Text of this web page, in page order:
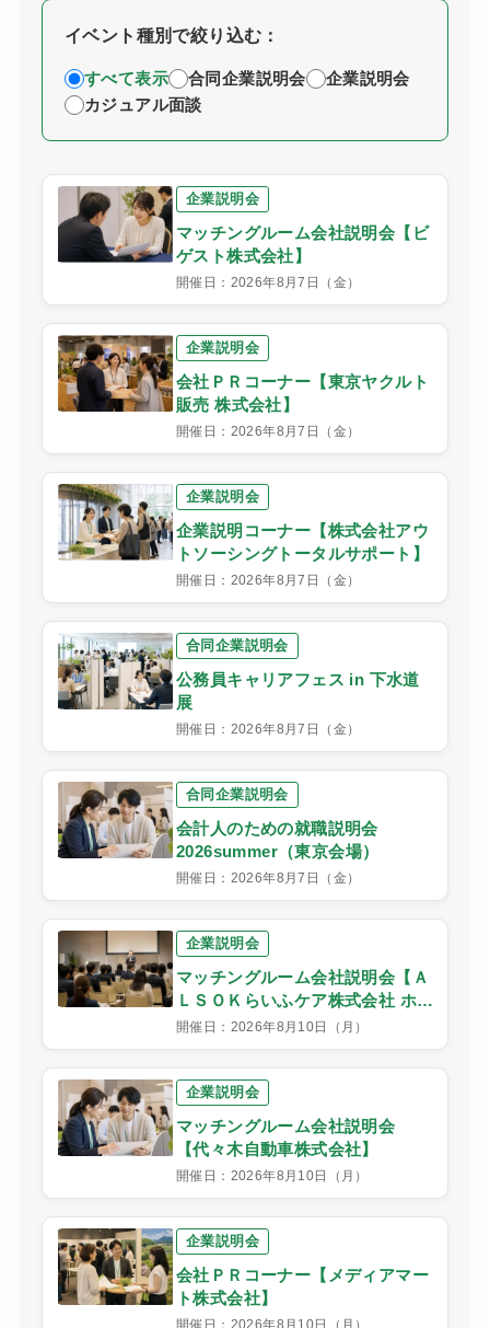
イベント種別で絞り込む：
すべて表示 合同企業説明会
企業説明会
カジュアル面談
企業説明会
マッチングルーム会社説明会【ビ
ゲスト株式会社】
開催日：2026年8月7日（金）
企業説明会
会社ＰＲコーナー【東京ヤクルト
販売 株式会社】
開催日：2026年8月7日（金）
企業説明会
企業説明コーナー【株式会社アウ
トソーシングトータルサポート】
開催日：2026年8月7日（金）
合同企業説明会
公務員キャリアフェス in 下水道
展
開催日：2026年8月7日（金）
合同企業説明会
会計人のための就職説明会
2026summer（東京会場）
開催日：2026年8月7日（金）
企業説明会
マッチングルーム会社説明会【Ａ
ＬＳＯＫらいふケア株式会社 ホー
ムケア代々木】
開催日：2026年8月10日（月）
企業説明会
マッチングルーム会社説明会
【代々木自動車株式会社】
開催日：2026年8月10日（月）
企業説明会
会社ＰＲコーナー【メディアマー
ト株式会社】